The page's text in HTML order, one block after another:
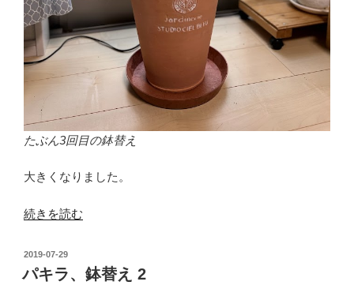
たぶん3回目の鉢替え
大きくなりました。
“ま
ま
た、
続きを読む
投
日:
2019-07-29
パキラ、鉢替え 2